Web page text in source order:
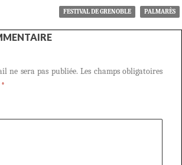
FESTIVAL DE GRENOBLE PALMARÈS
ne sera pas publiée. Les champs obligatoires
*